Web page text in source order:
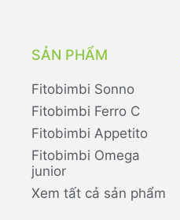
SẢN PHẨM
Fitobimbi Sonno
Fitobimbi Ferro C
Fitobimbi Appetito
Fitobimbi Omega
junior
Xem tất cả sản phẩm